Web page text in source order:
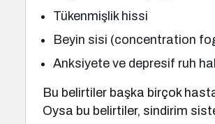
Tükenmişlik hissi
Beyin sisi (concentration
Anksiyete ve depresif ruh
Bu belirtiler başka birçok
Oysa bu belirtiler, sindirim